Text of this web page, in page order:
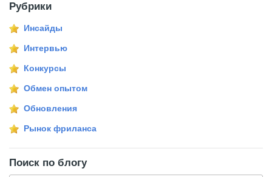
Рубрики
Инсайды
Интервью
Конкурсы
Обмен опытом
Обновления
Рынок фриланса
Поиск по блогу